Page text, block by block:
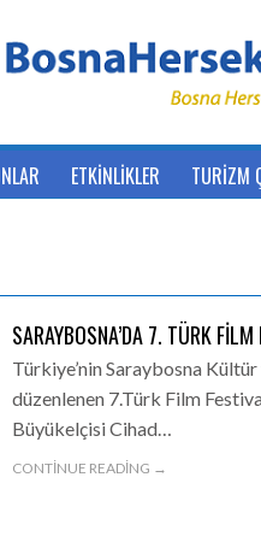
ETKİNLİKLER TURİZM
SARAYBOSNA’DA 7. TÜRK
Türkiye’nin Saraybosna
düzenlenen 7.Türk Film
Büyükelçisi Cihad…
CONTINUE READING →